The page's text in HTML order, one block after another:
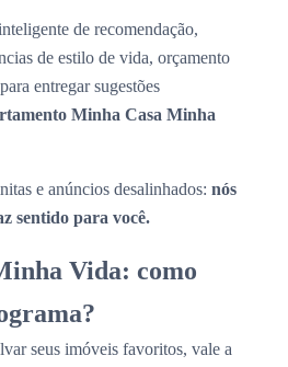
de recomendação,
de estilo de vida, orçamento
entregar sugestões
Minha Casa Minha
e anúncios desalinhados: nós
sentido para você.
Vida: como
seus imóveis favoritos, vale a